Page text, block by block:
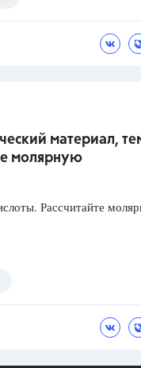
материал,
молярную
Рассчитайте